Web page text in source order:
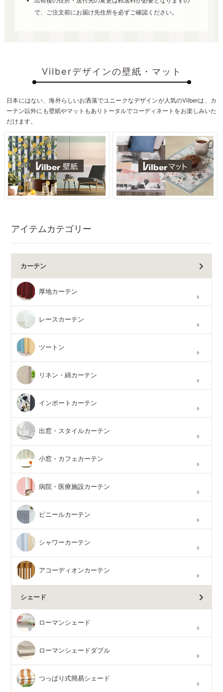
で、ご注文前にお届け先住所を必ずご確認ください。
Vilberデザインの壁紙・マット
日本にはない、海外らしいお洒落でユニークなデザインが人気のVilberは、カ
ーテン以外にも壁紙やマットもありトータルでコーディネートをお楽しみいた
だけます。
アイテムカテゴリー
カーテン
厚地カーテン
レースカーテン
ツートン
リネン・綿カーテン
インポートカーテン
出窓・スタイルカーテン
小窓・カフェカーテン
病院・医療施設カーテン
ビニールカーテン
シャワーカーテン
アコーディオンカーテン
シェード
ローマンシェード
ローマンシェードダブル
つっぱり式簡易シェード